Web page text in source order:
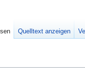
Quelltext anzeigen